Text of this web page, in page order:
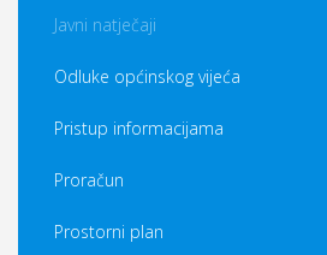
Javni natječaji
Odluke općinskog vijeća
Pristup informacijama
Proračun
Prostorni plan